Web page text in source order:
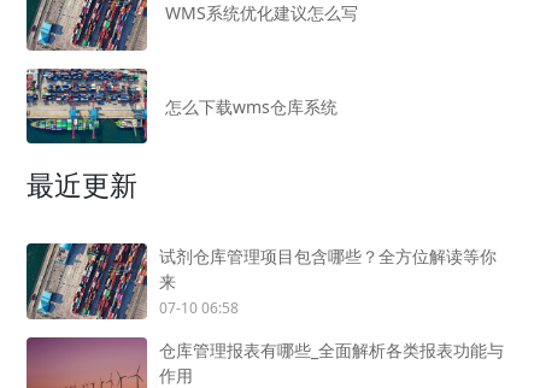
WMS系统优化建议怎么写
怎么下载wms仓库系统
最近更新
试剂仓库管理项目包含哪些？全方位解读等你
来
07-10 06:58
仓库管理报表有哪些_全面解析各类报表功能与
作用